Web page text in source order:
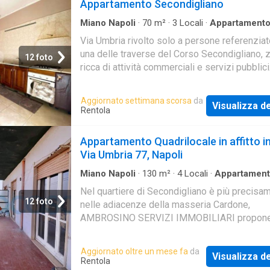
12 foto
Appartamento Secondigliano
Miano Napoli · 70 m² · 3 Locali · Appartamento
Via Umbria rivolto solo a persone
una delle traverse del Corso Secondigliano,
ricca di attività commerciali e servizi pubblici.
un piano rialzato. L'immobile è di circa 70mq
suddivisi in: corridoio, due camere da letto,
bagno con vasca. Completa la soluzione uno
che rendono ogni ambiente luminoso.
tutti i giorni previo avviso telefonico. Tel. 081.
Whatsapp: 081. e
Aggiornato settimana scorsa da
Rentola
Visualizza
12 foto
Appartamento Quadrilocale in affitto in
Via Umbria 77, Napoli
Miano Napoli · 130 m² · 4Locali ·
Nel quartiere di Secondigliano è più
nelle adiacenze della masseria Cardone,
AMBROSINO SERVIZI IMMOBILIARI
L'appartamento è composta da ingresso in
disimpegno, cucina con balcone, 1°camera
Aggiornato oltre un mese fa da
Rentola
Visualizza